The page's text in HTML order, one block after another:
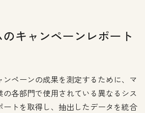
のキャンペーンレポート
ペーンの成果を測定するために、マ
の各部門で使用されている異なるシス
ートを取得し、抽出したデータを統合